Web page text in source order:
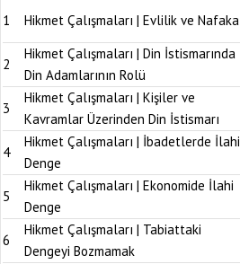
1 Hikmet Çalışmaları | Evlilik ve Nafaka
2
Hikmet Çalışmaları | Din İstismarında
Din Adamlarının Rolü
3
Hikmet Çalışmaları | Kişiler ve
Kavramlar Üzerinden Din İstismarı
4
Hikmet Çalışmaları | İbadetlerde İlahi
Denge
5
Hikmet Çalışmaları | Ekonomide İlahi
Denge
6
Hikmet Çalışmaları | Tabiattaki
Dengeyi Bozmamak